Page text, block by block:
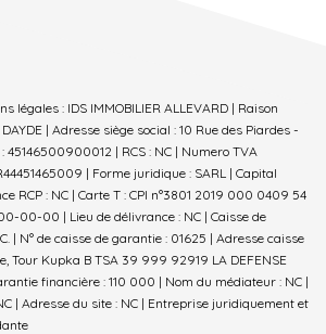
légales : IDS IMMOBILIER ALLEVARD | Raison
| Adresse siège social : 10 Rue des Piardes -
45146500900012 | RCS : NC | Numero TVA
| Forme juridique : SARL | Capital
RCP : NC | Carte T : CPI n°3801 2019 000 0409 54
00-00 | Lieu de délivrance : NC | Caisse de
| N° de caisse de garantie : 01625 | Adresse caisse
Tour Kupka B TSA 39 999 92919 LA DEFENSE
financière : 110 000 | Nom du médiateur : NC |
| Adresse du site : NC | Entreprise juridiquement et